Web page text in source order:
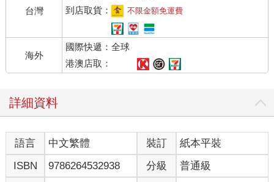
台灣
到店取貨：
不限金額免運費
海外
國際快遞：全球
港澳店取：
詳細資料
語言 中文繁體 裝訂
紙本平裝
ISBN
9786264532938 分級 普通級